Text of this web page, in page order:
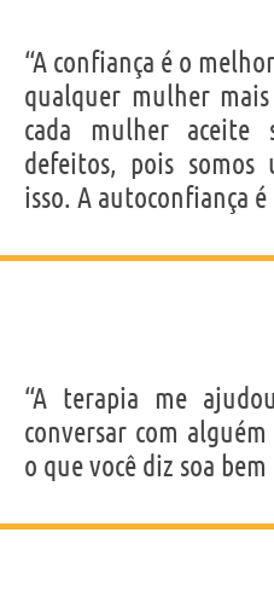
“A confiança é o
qualquer mulher
cada mulher aceite
defeitos, pois
isso. A autoconfiança
“A terapia me
conversar com
o que você diz soa